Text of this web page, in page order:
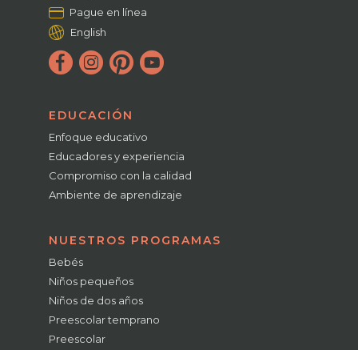
Pague en línea
English
EDUCACIÓN
Enfoque educativo
Educadores y experiencia
Compromiso con la calidad
Ambiente de aprendizaje
NUESTROS PROGRAMAS
Bebés
Niños pequeños
Niños de dos años
Preescolar temprano
Preescolar